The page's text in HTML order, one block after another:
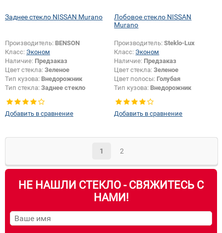
Заднее стекло NISSAN Murano
Производитель: BENSON
Класс: Эконом
Наличие: Предзаказ
Цвет стекла: Зеленое
Тип кузова: Внедорожник
Тип стекла: Заднее стекло
отверстий: Да
Добавить в сравнение
Лобовое стекло NISSAN
Murano
Производитель:Steklo-Lux
Класс: Эконом
Наличие: Предзаказ
Цвет стекла:Зеленое
Цвет полосы: Голубая
Тип кузова: Внедорожник
Добавить в сравнение
1 2
НЕ НАШЛИ СТЕКЛО - СВЯЖИТЕСЬ С
НАМИ!